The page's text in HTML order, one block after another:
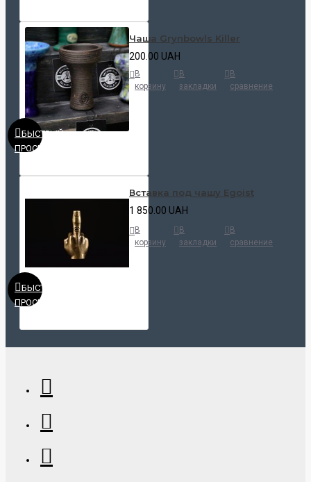
БЫСТРЫЙ
ПРОСМОТР
Чаша Grynbowls Killer
200.00 UAH
В
корзину
В
закладки
В
сравнение
БЫСТРЫЙ
ПРОСМОТР
Вставка под чашу Egoist
1 850.00 UAH
В
корзину
В
закладки
В
сравнение